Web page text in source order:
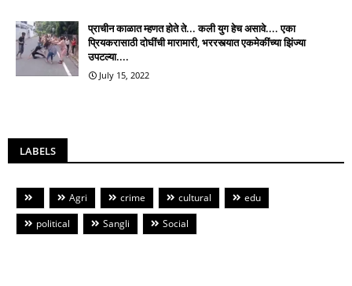
प्राचीन काळात म्हणत होते ते... कली युग हेच असावे.... एका
प्रियकरासाठी दोघींची मारामारी, भररस्त्यात एकमेकींच्या झिंज्या
उपटल्या....
July 15, 2022
LABELS
Agri crime cultural
edu
political
Sangli Social